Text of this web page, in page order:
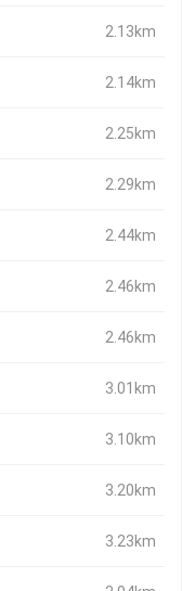
2.13km
2.14km
2.25km
2.29km
2.44km
2.46km
2.46km
3.01km
3.10km
3.20km
3.23km